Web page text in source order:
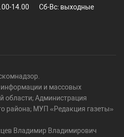
14.00 Сб-Вс: выходные
и массовых
области; Администрация
района; МУП «Редакция газеты»
Владимир Владимирович